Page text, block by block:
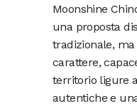
Moonshine
una proposta
tradizionale,
carattere,
territorio ligure
autentiche e